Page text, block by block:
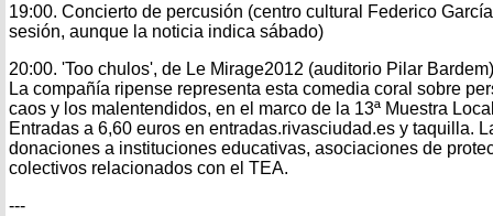
19:00. Concierto de percusión (centro cultural Federico
sesión, aunque la noticia indica sábado)
20:00. 'Too chulos', de Le Mirage2012 (auditorio Pilar Bardem)
La compañía ripense representa esta comedia coral sobre
caos y los malentendidos, en el marco de la 13ª Muestra
Entradas a 6,60 euros en entradas.rivasciudad.es y taquilla.
donaciones a instituciones educativas, asociaciones de
colectivos relacionados con el TEA.
---